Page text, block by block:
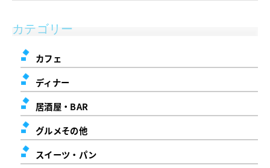
カテゴリー
カフェ
ディナー
居酒屋・BAR
グルメその他
スイーツ・パン